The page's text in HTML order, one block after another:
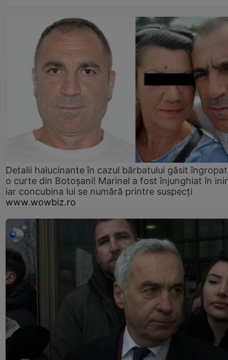
Detalii halucinante în cazul bărbatului găsit
o curte din Botoșani! Marinel a fost înjunghiat în
iar concubina lui se numără printre suspecți
www.wowbiz.ro